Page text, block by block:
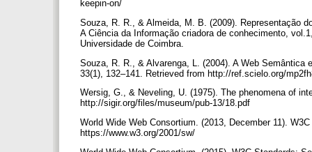
keepin-on/
Souza, R. R., & Almeida, M. B. (2009). Representação
A Ciência da Informação criadora de conhecimento,
Universidade de Coimbra.
Souza, R. R., & Alvarenga, L. (2004). A Web
33(1), 132–141. Retrieved from http://ref.scielo.org/
Wersig, G., & Neveling, U. (1975). The phenomena of
http://sigir.org/files/museum/pub-13/18.pdf
World Wide Web Consortium. (2013, December 11).
https://www.w3.org/2001/sw/